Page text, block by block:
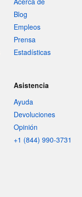
Blog
Empleos
Prensa
Estadísticas
Asistencia
Ayuda
Devoluciones
Opinión
+1 (844) 990-3731